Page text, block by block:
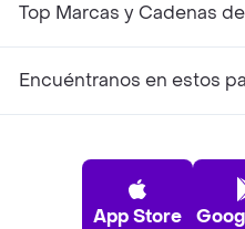
Top Marcas y Cadenas
Encuéntranos en estos
App Store